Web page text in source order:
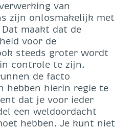
van
zijn onlosmakelijk met
maakt dat de
voor de
steeds groter wordt
controle te zijn.
de facto
hebben hierin regie te
dat je voor ieder
een weldoordacht
hebben. Je kunt niet